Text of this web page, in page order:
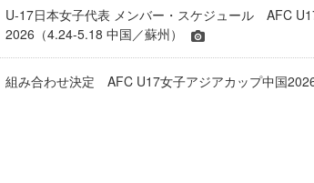
U-17日本女子代表 メンバー・スケジュール AFC
2026（4.24-5.18 中国／蘇州）
組み合わせ決定 AFC U17女子アジアカップ中国